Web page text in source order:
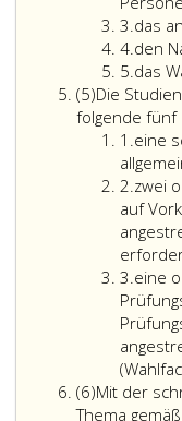
3.Ziffer
3
das
4.Ziffer
4
den
5.Ziffer
5
das
(5)Absatz
5
Die
folgende fünf
1.Ziffer
eins
eine
2.Ziffer
2
zwei
auf
3.Ziffer
3
eine
(6)Absatz
6
Mit der
Thema